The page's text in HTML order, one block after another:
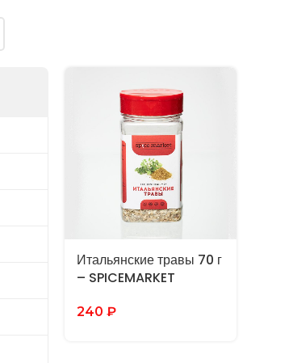
Итальянские травы 70 г
– SPICEMARKET
240 ₽